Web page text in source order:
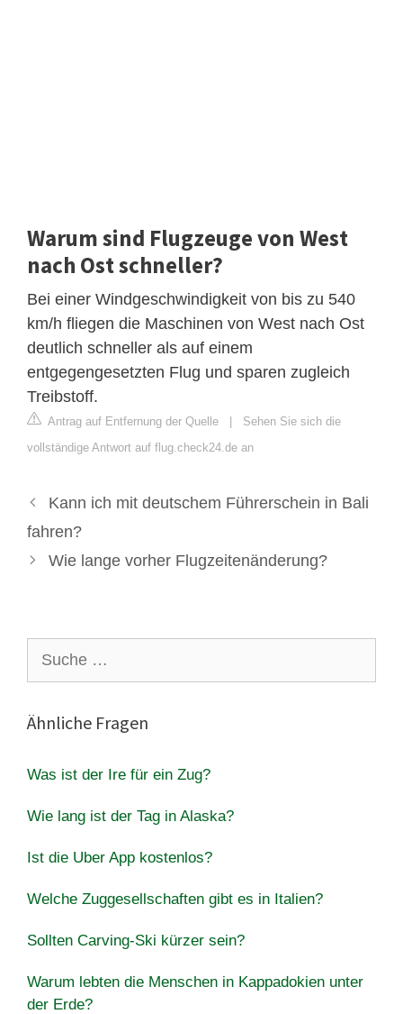
Warum sind Flugzeuge von West
nach Ost schneller?
Bei einer Windgeschwindigkeit von bis zu 540
km/h fliegen die Maschinen von West nach Ost
deutlich schneller als auf einem
entgegengesetzten Flug und sparen zugleich
Treibstoff.
Antrag auf Entfernung der Quelle | Sehen Sie sich die
vollständige Antwort auf flug.check24.de an
Kann ich mit deutschem Führerschein in Bali
fahren?
Wie lange vorher Flugzeitenänderung?
nach:
Ähnliche Fragen
Was ist der Ire für ein Zug?
Wie lang ist der Tag in Alaska?
Ist die Uber App kostenlos?
Welche Zuggesellschaften gibt es in Italien?
Sollten Carving-Ski kürzer sein?
Warum lebten die Menschen in Kappadokien unter
der Erde?